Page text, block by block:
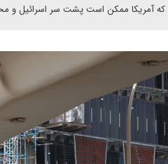
که آمریکا ممکن است پشت سر اسرائیل و